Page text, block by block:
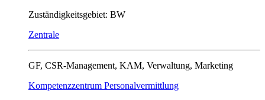
Zuständigkeitsgebiet: BW
Zentrale
GF, CSR-Management, KAM, Verwaltung, Marketing
Kompetenzzentrum Personalvermittlung